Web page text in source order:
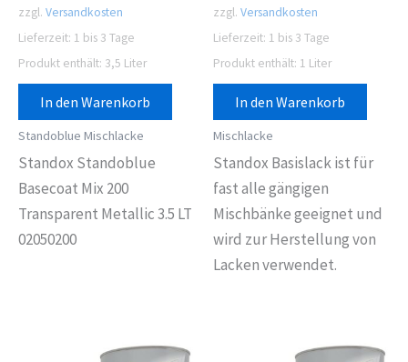
zzgl. Versandkosten
Lieferzeit: 1 bis 3 Tage
Produkt enthält: 3,5 Liter
In den Warenkorb
Standoblue Mischlacke
Standox Standoblue
Basecoat Mix 200
Transparent Metallic 3.5 LT
02050200
zzgl. Versandkosten
Lieferzeit: 1 bis 3 Tage
Produkt enthält: 1 Liter
In den Warenkorb
Mischlacke
Standox Basislack ist für
fast alle gängigen
Mischbänke geeignet und
wird zur Herstellung von
Lacken verwendet.